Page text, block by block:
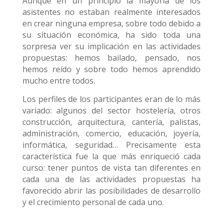
asistentes no estaban realmente interesados
en crear ninguna empresa, sobre todo debido a
su situación económica, ha sido toda una
sorpresa ver su implicación en las actividades
propuestas: hemos bailado, pensado, nos
hemos reído y sobre todo hemos aprendido
mucho entre todos.
Los perfiles de los participantes eran de lo más
variado: algunos del sector hostelería, otros
construcción, arquitectura, cantería, palistas,
administración, comercio, educación, joyería,
informática, seguridad… Precisamente esta
característica fue la que más enriqueció cada
curso: tener puntos de vista tan diferentes en
cada una de las actividades propuestas ha
favorecido abrir las posibilidades de desarrollo
y el crecimiento personal de cada uno.